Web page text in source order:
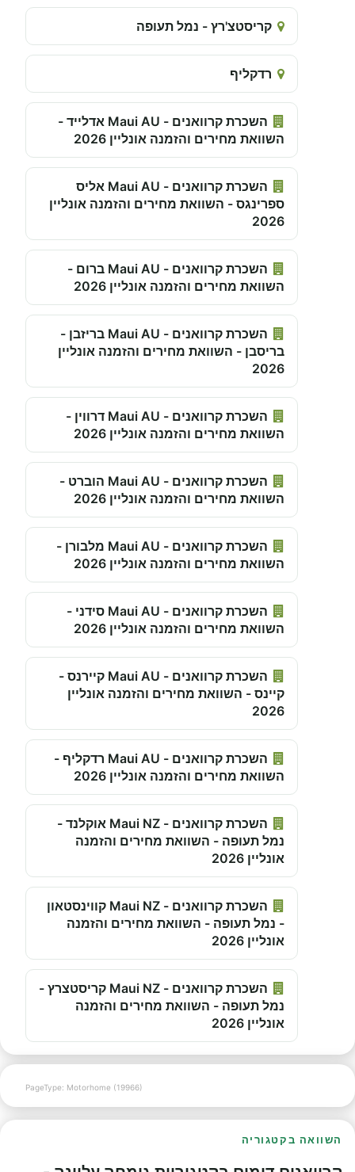
קריסטצ'רץ - נמל תעופה
רדקליף
השכרת קרוואנים - Maui AU אדלייד -
השוואת מחירים והזמנה אונליין 2026
השכרת קרוואנים - Maui AU אליס
ספרינגס - השוואת מחירים והזמנה אונליין
2026
השכרת קרוואנים - Maui AU ברום -
השוואת מחירים והזמנה אונליין 2026
השכרת קרוואנים - Maui AU בריזבן -
בריסבן - השוואת מחירים והזמנה אונליין
2026
השכרת קרוואנים - Maui AU דרווין -
השוואת מחירים והזמנה אונליין 2026
השכרת קרוואנים - Maui AU הוברט -
השוואת מחירים והזמנה אונליין 2026
השכרת קרוואנים - Maui AU מלבורן -
השוואת מחירים והזמנה אונליין 2026
השכרת קרוואנים - Maui AU סידני -
השוואת מחירים והזמנה אונליין 2026
השכרת קרוואנים - Maui AU קיירנס -
קיינס - השוואת מחירים והזמנה אונליין
2026
השכרת קרוואנים - Maui AU רדקליף -
השוואת מחירים והזמנה אונליין 2026
השכרת קרוואנים - Maui NZ אוקלנד -
נמל תעופה - השוואת מחירים והזמנה
אונליין 2026
השכרת קרוואנים - Maui NZ קווינסטאון
- נמל תעופה - השוואת מחירים והזמנה
אונליין 2026
השכרת קרוואנים - Maui NZ קריסטצרץ -
נמל תעופה - השוואת מחירים והזמנה
אונליין 2026
PageType: Motorhome (19966)
השוואה בקטגוריה